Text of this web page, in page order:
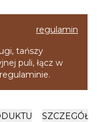
regulamin
tańszy
puli, łącz w